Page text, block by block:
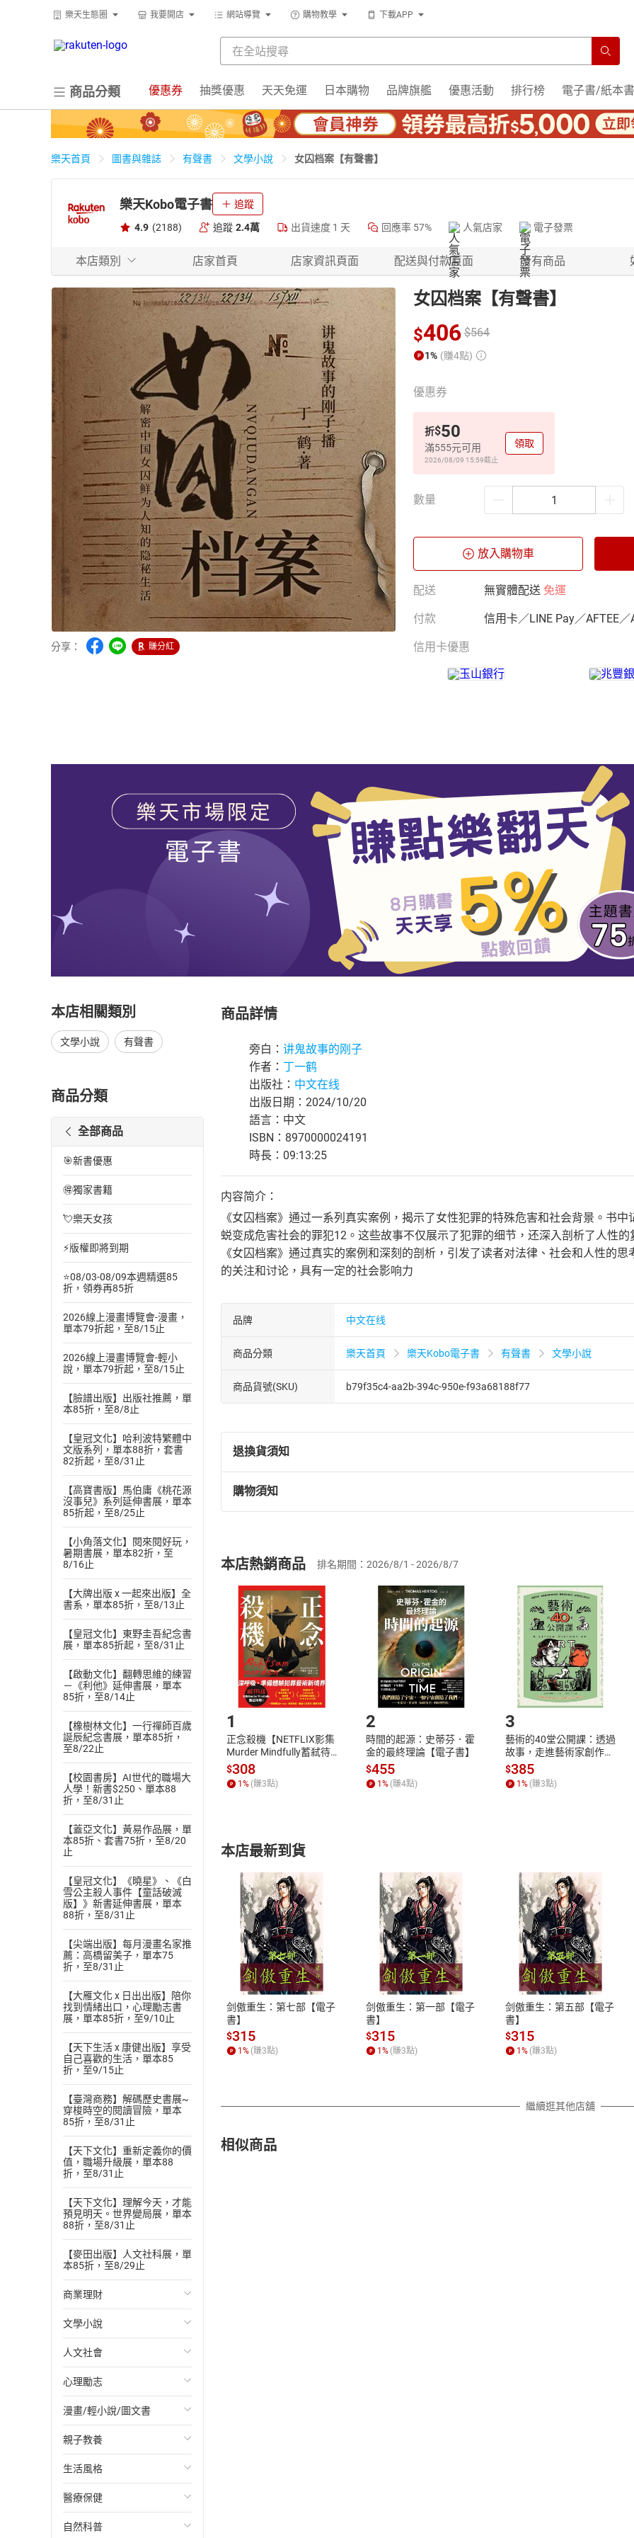
樂天生態圈 我要開店 網站導覽 購物教學 下載APP
商品分類 優惠券 抽獎優惠 天天免運 日本購物 品牌旗艦 優惠活動 排行榜 電子書/紙本書
樂天首頁 圖書與雜誌 有聲書 文學小說 女囚档案【有聲書】
樂天Kobo電子書 追蹤
4.9 (2188) 追蹤 2.4萬 出貨速度 1 天 回應率 57% 人氣店家 電子發票
本店類別 店家首頁 店家資訊頁面 配送與付款頁面 所有商品
分享： 賺分紅
女囚档案【有聲書】
$406 $564
1% (賺4點)
優惠券
折$50
滿555元可用
2026/08/09 15:59截止
領取
數量
放入購物車
配送 無實體配送 免運
付款 信用卡／LINE Pay／AFTEE／
信用卡優惠
本店相關類別
文學小說 有聲書
商品分類
全部商品
🎯新書優惠
🉐獨家書籍
💘樂天女孩
⚡版權即將到期
⭐08/03-08/09本週精選85
折，領券再85折
2026線上漫畫博覽會-漫畫，
單本79折起，至8/15止
2026線上漫畫博覽會-輕小
說，單本79折起，至8/15止
【臉譜出版】出版社推薦，單
本85折，至8/8止
【皇冠文化】哈利波特繁體中
文版系列，單本88折，套書
82折起，至8/31止
【高寶書版】馬伯庸《桃花源
沒事兒》系列延伸書展，單本
85折起，至8/25止
【小角落文化】閱來閱好玩，
暑期書展，單本82折，至
8/16止
【大牌出版 x 一起來出版】全
書系，單本85折，至8/13止
【皇冠文化】東野圭吾紀念書
展，單本85折起，至8/31止
【啟動文化】翻轉思維的練習
－《利他》延伸書展，單本
85折，至8/14止
【橡樹林文化】一行禪師百歲
誕辰紀念書展，單本85折，
至8/22止
【校園書房】AI世代的職場大
人學！新書$250、單本88
折，至8/31止
【蓋亞文化】黃易作品展，單
本85折、套書75折，至8/20
止
【皇冠文化】《曉星》、《白
雪公主殺人事件【童話破滅
版】》新書延伸書展，單本
88折，至8/31止
【尖端出版】每月漫畫名家推
薦：高橋留美子，單本75
折，至8/31止
【大雁文化 x 日出出版】陪你
找到情緒出口，心理勵志書
展，單本85折，至9/10止
【天下生活 x 康健出版】享受
自己喜歡的生活，單本85
折，至9/15止
【臺灣商務】解碼歷史書展~
穿梭時空的閱讀冒險，單本
85折，至8/31止
【天下文化】重新定義你的價
值，職場升級展，單本88
折，至8/31止
【天下文化】理解今天，才能
預見明天。世界變局展，單本
88折，至8/31止
【麥田出版】人文社科展，單
本85折，至8/29止
商業理財
投資理財
經濟/趨勢
財務/金融
管理/領導
職場工作術
成功法
行銷/廣告
傳記
文學小說
歐美文學
日本文學
韓國文學
華文文學
經典文學
成長/家庭生活小說
懸疑/推理小說
人文社會
國際關係
政治
社會科學
台灣/中國歷史
日/韓歷史
其他歷史/史學
心理勵志
心靈成長/情緒
人際關係
兩性關係
心理學
漫畫/輕小說/圖文書
輕小說
奇幻/科幻
愛情故事
職場/社會寫實
親子教養
教育現場
兒童文學/故事
兒童科普/學習
生活風格
飲食/食譜
健身/美顏
醫療保健
健康/養生
自然科普
商品詳情
旁白： 讲鬼故事的刚子
作者： 丁一鹤
出版社： 中文在线
出版日期：2024/10/20
語言：中文
ISBN：8970000024191
時長：09:13:25
内容简介：
《女囚档案》通过一系列真实案例，揭示了女性犯罪的特殊危害和社会背景。书
蜕变成危害社会的罪犯12。这些故事不仅展示了犯罪的细节，还深入剖析了人性
《女囚档案》通过真实的案例和深刻的剖析，引发了读者对法律、社会和人性的
的关注和讨论，具有一定的社会影响力
品牌 中文在线
商品分類 樂天首頁 樂天Kobo電子書 有聲書 文學小說
商品貨號(SKU) b79f35c4-aa2b-394c-950e-f93a68188f77
退換貨須知
退換貨規定：
(一)依消費者保護法第19條第1項後段暨通訊交易解除權合理例外情事適用
(二)消費者訂購本店鋪之商品即代表知悉本店鋪所銷售之商品為電子書，
且已下載/存取電子書，不得請求退貨退款。
退貨方式：您欲取消訂單或辦理退貨時，請登入樂天市場，並於「我的訂單
貨」，本店鋪將依您的申請進行審核，待審核通過後將為您辦理退款事宜。
請注意，樂天市場須以整筆訂單為單位進行取消/退貨，恕無法以單支商品取
購物須知
挑選商品
Choose
放入購物車
Shopping cart
登入帳號
Login
購書後，如何開始使用？
Step1.選擇閱讀載具 Step2.登入
付款方式
ATM轉帳、信用卡、LINE PAY、AFTEE
退換貨規範
本店是否提供消費者保護法七日猶
之權利，遽消費者保護法及通訊交
除權合理例外情事適用準則，依商
質各有不同規定。詳細退換貨說明
照各商品說明。
本店熱銷商品 排名期間：2026/8/1 - 2026/8/7
1
正念殺機【NETFLIX影集
Murder Mindfully蓄弒待
發】【電子書】
$308
1% (賺3點)
2
時間的起源：史蒂芬．霍
金的最終理論【電子書】
$455
1% (賺4點)
3
藝術的40堂公開課：透過
故事，走進藝術家創作現
場，看藝術如何誕生、如
何形塑人類生活【電子
書】
$385
1% (賺3點)
本店最新到貨
剑傲重生：第七部【電子
書】
$315
1 % (賺3點)
剑傲重生：第一部【電子
書】
$315
1 % (賺3點)
剑傲重生：第五部【電子
書】
$315
1 % (賺3點)
繼續逛其他店舖
相似商品